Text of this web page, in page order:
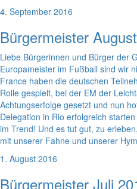
4. September 2016
Bürgermeister
Liebe Bürgerinnen und Bürger der
Europameister im Fußball sind wir
France haben die deutschen
Rolle gespielt, bei der EM der
Achtungserfolge gesetzt und nun
Delegation in Rio erfolgreich
im Trend! Und es tut gut, zu
mit unserer Fahne und unserer
1. August 2016
Bürgermeister Juli